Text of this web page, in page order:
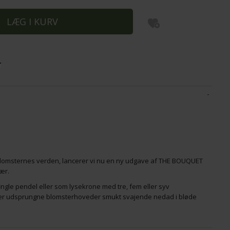
verden, lancerer vi nu en ny udgave af THE BOUQUET
pendel eller som lysekrone med tre, fem eller syv
udsprungne blomsterhoveder smukt svajende nedad i bløde